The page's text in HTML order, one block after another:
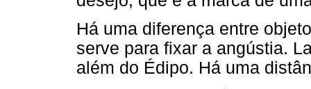
Há uma diferença entre
serve para fixar a angústia.
além do Édipo. Há uma